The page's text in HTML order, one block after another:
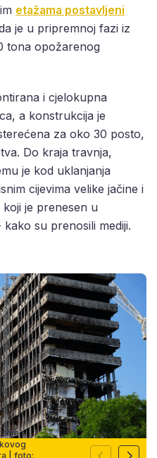
etažama postavljeni
je u pripremnoj fazi iz
tona opožarenog
i cjelokupna
a konstrukcija je
za oko 30 posto,
Do kraja travnja,
je kod uklanjanja
cijevima velike jačine i
je prenesen u
su prenosili mediji.
| foto: